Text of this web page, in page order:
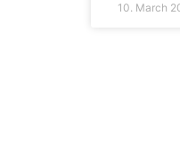
10. March